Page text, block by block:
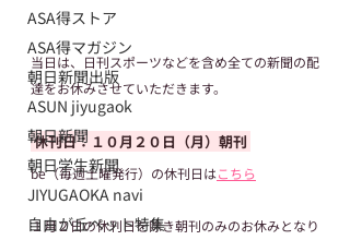
ASA得ストア
ASA得マガジン
朝日新聞出版
ASUN jiyugaok
朝日新聞
朝日学生新聞
JIYUGAOKA navi
自由が丘ペット特集
当日は、日刊スポーツなどを含め全ての新聞の配
達をお休みさせていただきます。
休刊日：１０月２０日（月）朝刊
be（毎週土曜発行）の休刊日はこちら
１月２日の休刊日を除き朝刊のみのお休みとなり